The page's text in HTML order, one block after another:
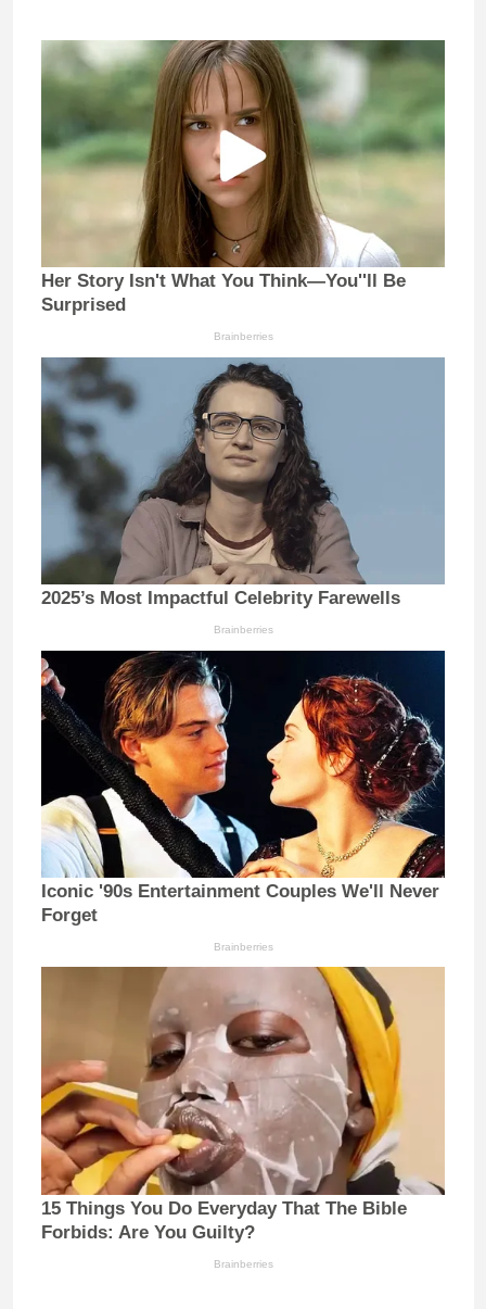
Her Story Isn't What You Think—You''ll Be
Surprised
Brainberries
2025’s Most Impactful Celebrity Farewells
Brainberries
Iconic '90s Entertainment Couples We'll Never
Forget
Brainberries
15 Things You Do Everyday That The Bible
Forbids: Are You Guilty?
Brainberries